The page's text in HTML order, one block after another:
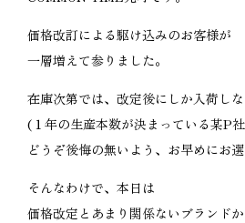
価格改訂による駆け込みのお客様が
一層増えて参りました。
在庫次第では、改定後にしか入荷し
(１年の生産本数が決まっている某P
どうぞ後悔の無いよう、お早めにお選
そんなわけで、本日は
価格改定とあまり関係ないブランドか